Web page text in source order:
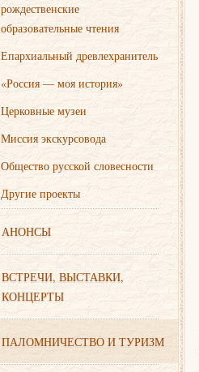
рождественские
образовательные чтения
Епархиальный древлехранитель
«Россия — моя история»
Церковные музеи
Миссия экскурсовода
Общество русской словесности
Другие проекты
АНОНСЫ
ВСТРЕЧИ, ВЫСТАВКИ,
КОНЦЕРТЫ
ПАЛОМНИЧЕСТВО И ТУРИЗМ